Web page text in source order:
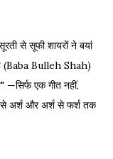
से सूफी शायरों ने बयां
(Baba Bulleh Shah)
एक गीत नहीं,
अर्श और अर्श से फर्श तक